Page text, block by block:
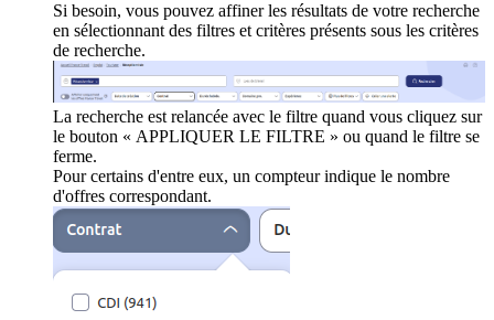
Si besoin, vous pouvez affiner les résultats de votre recherche
en sélectionnant des filtres et critères présents sous les critères
de recherche.
La recherche est relancée avec le filtre quand vous cliquez sur
le bouton « APPLIQUER LE FILTRE » ou quand le filtre se
ferme.
Pour certains d'entre eux, un compteur indique le nombre
d'offres correspondant.